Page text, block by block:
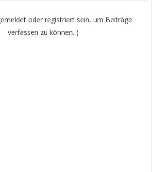
oder registriert sein, um Beiträge
verfassen zu können. )